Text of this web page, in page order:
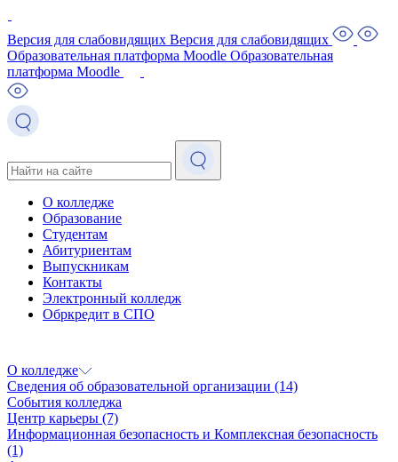
Версия для слабовидящих Версия для слабовидящих
Образовательная платформа Moodle Образовательная
платформа Moodle
О колледже
Образование
Студентам
Абитуриентам
Выпускникам
Контакты
Электронный колледж
Обркредит в СПО
О колледже
Сведения об образовательной организации (14)
События колледжа
Центр карьеры (7)
Информационная безопасность и Комплексная безопасность
(1)